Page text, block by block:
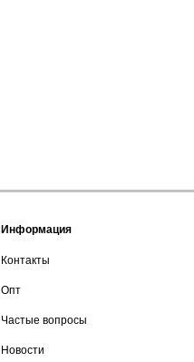
Информация
Контакты
Опт
Частые вопросы
Новости